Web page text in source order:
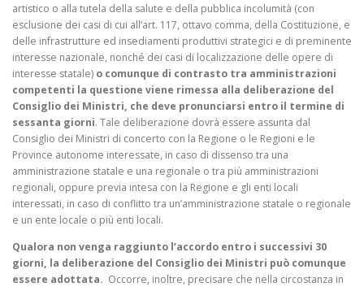
artistico o alla tutela della salute e della pubblica incolumità (con
esclusione dei casi di cui all’art. 117, ottavo comma, della Costituzione, e
delle infrastrutture ed insediamenti produttivi strategici e di preminente
interesse nazionale, nonché dei casi di localizzazione delle opere di
interesse statale) o comunque di contrasto tra amministrazioni
competenti la questione viene rimessa alla deliberazione del
Consiglio dei Ministri, che deve pronunciarsi entro il termine di
sessanta giorni. Tale deliberazione dovrà essere assunta dal
Consiglio dei Ministri di concerto con la Regione o le Regioni e le
Province autonome interessate, in caso di dissenso tra una
amministrazione statale e una regionale o tra più amministrazioni
regionali, oppure previa intesa con la Regione e gli enti locali
interessati, in caso di conflitto tra un’amministrazione statale o regionale
e un ente locale o più enti locali.
Qualora non venga raggiunto l’accordo entro i successivi 30
giorni, la deliberazione del Consiglio dei Ministri può comunque
essere adottata. Occorre, inoltre, precisare che nella circostanza in